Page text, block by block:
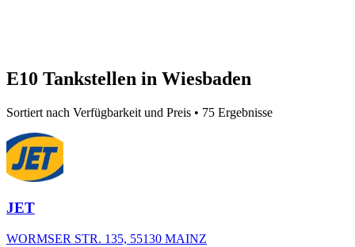
E10 Tankstellen in Wiesbaden
Sortiert nach Verfügbarkeit und Preis • 75 Ergebnisse
JET
WORMSER STR. 135, 55130 MAINZ